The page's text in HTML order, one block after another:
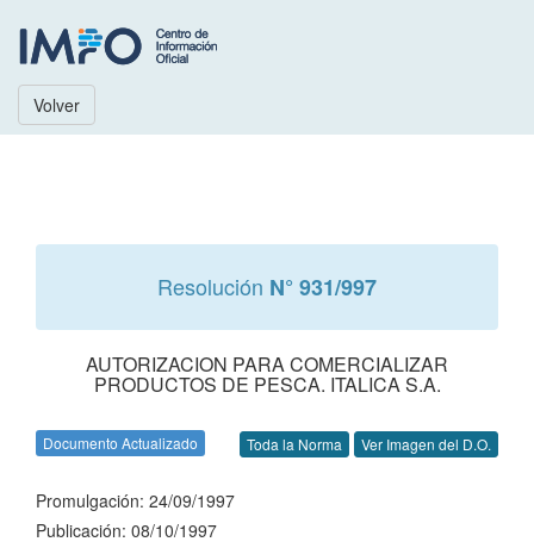
Volver
Resolución N° 931/997
AUTORIZACION PARA COMERCIALIZAR
PRODUCTOS DE PESCA. ITALICA S.A.
Documento Actualizado Toda la Norma Ver Imagen del D.O.
Promulgación: 24/09/1997
Publicación: 08/10/1997